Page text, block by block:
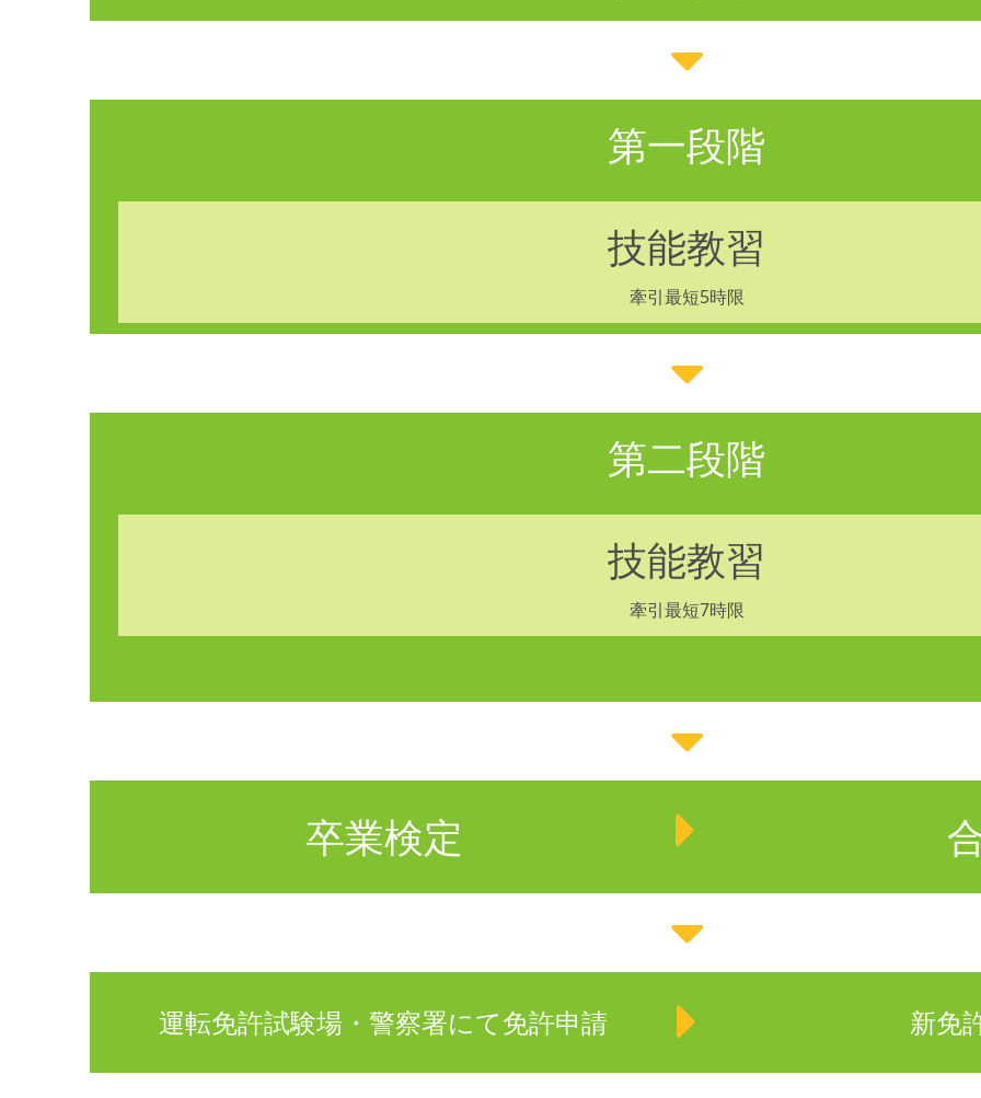
第一段階
技能教習
牽引最短5時限
第二段階
技能教習
牽引最短7時限
卒業検定
運転免許試験場・警察署にて免許申請 新免